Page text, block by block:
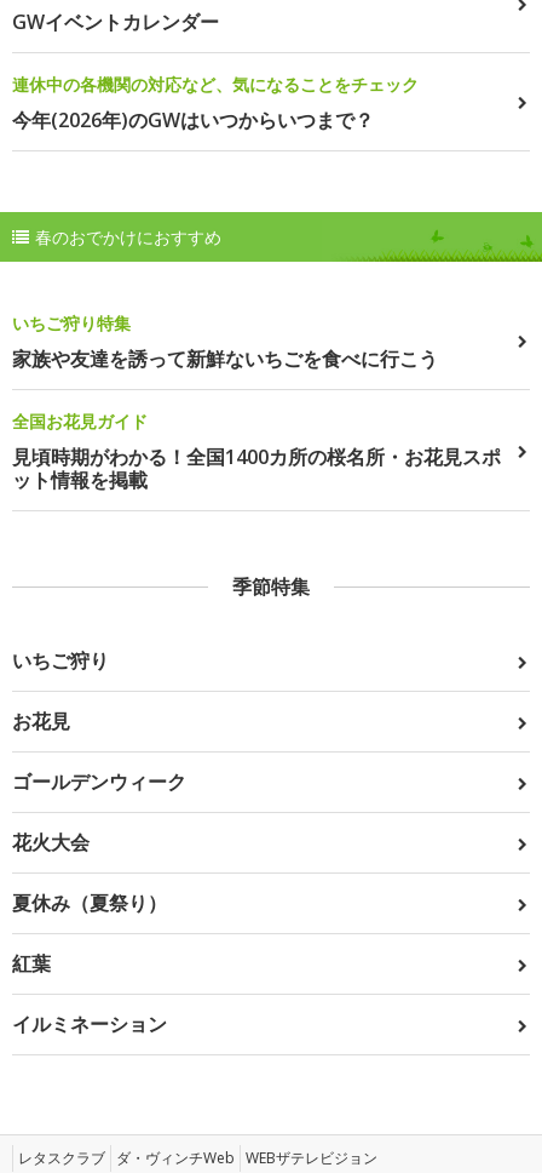
GWイベントカレンダー
連休中の各機関の対応など、気になることをチェック
今年(2026年)のGWはいつからいつまで？
春のおでかけにおすすめ
いちご狩り特集
家族や友達を誘って新鮮ないちごを食べに行こう
全国お花見ガイド
見頃時期がわかる！全国1400カ所の桜名所・お花見スポ
ット情報を掲載
季節特集
いちご狩り
お花見
ゴールデンウィーク
花火大会
夏休み（夏祭り）
紅葉
イルミネーション
レタスクラブ ダ・ヴィンチWeb WEBザテレビジョン